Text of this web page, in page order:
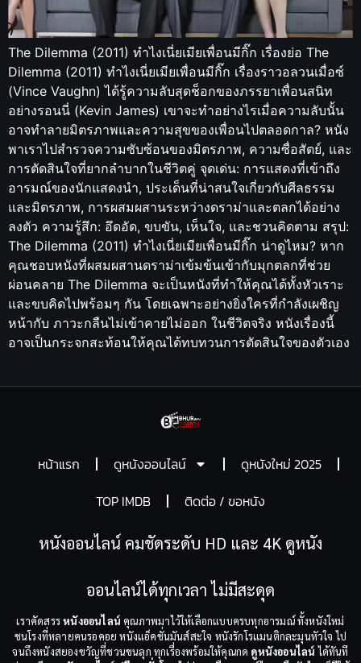
The Dilemma (2011) ทำไงเนี่ยเมียเพื่อนมีกิ๊ก เรื่องย่อ The
Dilemma (2011) ทำไงเนี่ยเมียเพื่อนมีกิ๊ก เรื่องราวอลวนเมื่อซ์
(Vince Vaughn) ได้รู้ความลับสุดช็อกของภรรยาเพื่อนสนิท
อย่างรอนนี่ (Kevin James) เขาจะทำอย่างไรเมื่อความลับนั้น
อาจทำลายมิตรภาพและความสุขของเพื่อนไปตลอดกาล? หนัง
พาเราไปสำรวจความซับซ้อนของมิตรภาพ, ความซื่อสัตย์, และ
การตัดสินใจที่ยากลำบากในชีวิตคู่ จุดเด่น: การแสดงที่เข้าถึง
อารมณ์ของนักแสดงนำ, ประเด็นที่น่าสนใจเกี่ยวกับศีลธรรม
และมิตรภาพ, การผสมผสานระหว่างดราม่าและตลกได้อย่าง
ลงตัว ความรู้สึก: อึดอัด, ขบขัน, เห็นใจ, และชวนคิดตาม สรุป:
The Dilemma (2011) ทำไงเนี่ยเมียเพื่อนมีกิ๊ก น่าดูไหม? หาก
คุณชอบหนังที่ผสมผสานดราม่าเข้มข้นเข้ากับมุกตลกที่ช่วย
ผ่อนคลาย The Dilemma จะเป็นหนังที่ทำให้คุณได้ทั้งหัวเราะ
และขบคิดไปพร้อมๆ กัน โดยเฉพาะอย่างยิ่งใครที่กำลังเผชิญ
หน้ากับ ภาวะกลืนไม่เข้าคายไม่ออก ในชีวิตจริง หนังเรื่องนี้
อาจเป็นกระจกสะท้อนให้คุณได้ทบทวนการตัดสินใจของตัวเอง
หน้าแรก ดูหนังออนไลน์
ดูหนังใหม่ 2025
TOP IMDB
ติดต่อ / ขอหนัง
หนังออนไลน์ คมชัดระดับ HD และ 4K ดูหนัง
ออนไลน์ได้ทุกเวลา ไม่มีสะดุด
เราคัดสรรหนังออนไลน์ คุณภาพมาไว้ให้เลือกแบบครบทุกอารมณ์ ทั้งหนังใหม่
ชนโรงที่หลายคนรอคอย หนังแอ็คชั่นมันส์สะใจ หนังรักโรแมนติกละมุนหัวใจ ไป
จนถึงหนังสยองขวัญที่ชวนขนลุก ทุกเรื่องพร้อมให้คุณกด ดูหนังออนไลน์ ได้ทันที